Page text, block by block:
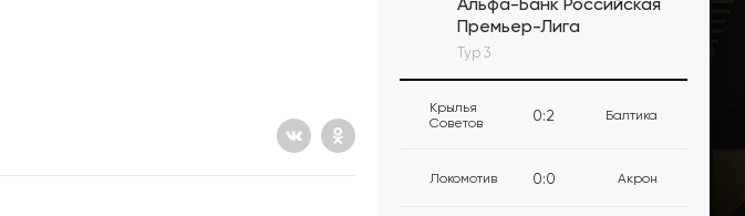
Премьер-Лига
Тур 3
Крылья
Советов
0:2 Балтика
Локомотив 0:0 Акрон